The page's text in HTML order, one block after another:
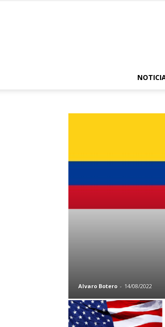
Alvaro Botero - 14/08/2022